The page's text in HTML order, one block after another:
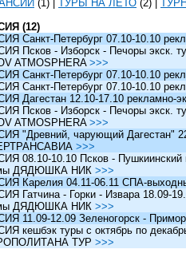
(1) ТУРЫ НА ЛЕТО (2)
(12)
Санкт-Петербург 07.10-10.10
Псков - Изборск - Печоры экск.
ATMOSPHERA >>>
Санкт-Петербург 07.10-10.10
Санкт-Петербург 07.10-10.10
Дагестан 12.10-17.10 рекламно-
Псков - Изборск - Печоры экск.
ATMOSPHERA >>>
"Древний, чарующий Дагестан"
>>>
08.10-10.10 Псков - Пушкиинский
ДЯДЮШКА НИК >>>
Карелия 04.11-06.11 СПА-
Гатчина - Горки - Извара 18.09-
ДЯДЮШКА НИК >>>
11.09-12.09 Зеленогорск -
кешбэк туры c октябрь по
ТУР >>>